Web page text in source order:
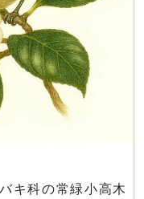
キ科の常緑小高木